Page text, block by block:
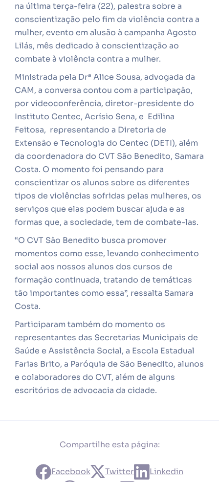
na última terça-feira (22), palestra sobre a
conscientização pelo fim da violência contra a
mulher, evento em alusão à campanha Agosto
Lilás, mês dedicado à conscientização ao
combate à violência contra a mulher.
Ministrada pela Drª Alice Sousa, advogada da
CAM, a conversa contou com a participação,
por videoconferência, diretor-presidente do
Instituto Centec, Acrísio Sena, e Edilina
Feitosa, representando a Diretoria de
Extensão e Tecnologia do Centec (DETI), além
da coordenadora do CVT São Benedito, Samara
Costa. O momento foi pensando para
conscientizar os alunos sobre os diferentes
tipos de violências sofridas pelas mulheres, os
serviços que elas podem buscar ajuda e as
formas que, a sociedade, tem de combate-las.
“O CVT São Benedito busca promover
momentos como esse, levando conhecimento
social aos nossos alunos dos cursos de
formação continuada, tratando de temáticas
tão importantes como essa”, ressalta Samara
Costa.
Participaram também do momento os
representantes das Secretarias Municipais de
Saúde e Assistência Social, a Escola Estadual
Farias Brito, a Paróquia de São Benedito, alunos
e colaboradores do CVT, além de alguns
escritórios de advocacia da cidade.
Compartilhe esta página:
Facebook Twitter
Linkedin